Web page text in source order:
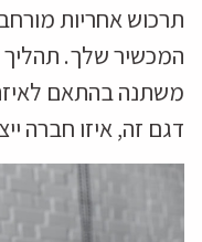
תרכוש אחריות
המכשיר שלך. תהליך
משתנה בהתאם
דגם זה, איזו חברה